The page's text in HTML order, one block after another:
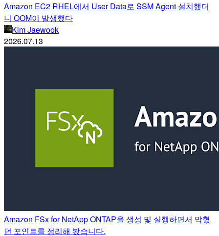
Amazon EC2 RHEL에서 User Data로 SSM Agent 설치했더
니 OOM이 발생했다
Kim Jaewook
2026.07.13
Amazon FSx for NetApp ONTAP을 생성 및 실행하면서 막혔
던 포인트를 정리해 봤습니다.